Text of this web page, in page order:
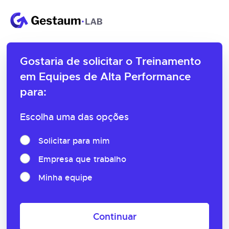
Gostaria de solicitar o Treinamento
em Equipes de Alta Performance
para:
Escolha uma das opções
Solicitar para mim
Empresa que trabalho
Minha equipe
Continuar